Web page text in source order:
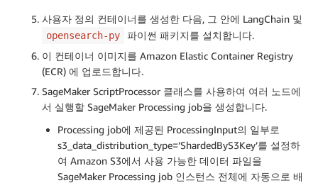
사용자 정의 컨테이너를 생성한 다음, 그 안에 LangChain 및
opensearch-py
파이썬 패키지를 설치합니다.
이 컨테이너 이미지를 Amazon Elastic Container Registry
(ECR) 에 업로드합니다.
SageMaker ScriptProcessor 클래스를 사용하여 여러 노드에
서 실행할 SageMaker Processing job을 생성합니다.
Processing job에 제공된 ProcessingInput의 일부로
s3_data_distribution_type=’ShardedByS3Key’를 설정하
여 Amazon S3에서 사용 가능한 데이터 파일을
SageMaker Processing job 인스턴스 전체에 자동으로 배